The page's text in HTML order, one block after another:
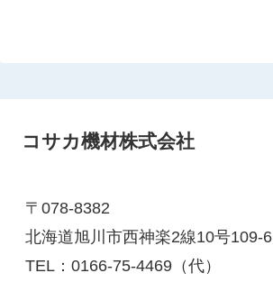
コサカ機材株式会社
〒078-8382
北海道旭川市西神楽2線10号109-6
TEL：0166-75-4469（代）